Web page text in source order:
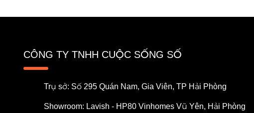
CÔNG TY TNHH CUỘC SỐNG SỐ
Trụ sở: Số 295 Quán Nam, Gia Viên, TP Hải Phòng
Showroom: Lavish - HP80 Vinhomes Vũ Yên, Hải Phòng